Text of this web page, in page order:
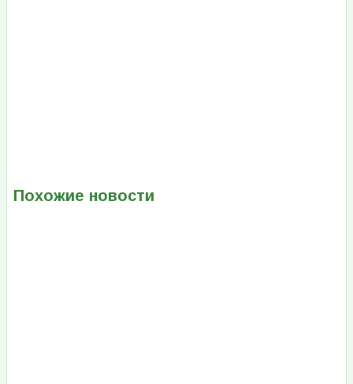
Похожие новости